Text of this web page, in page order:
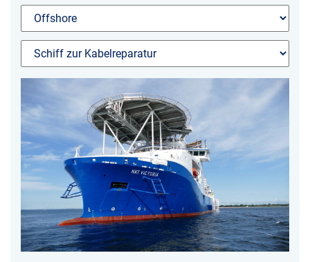
Geschäftsführung
Unsere Geschichte
Produktion
Karriere
Europacable
Einkauf
Nachhaltigkeit